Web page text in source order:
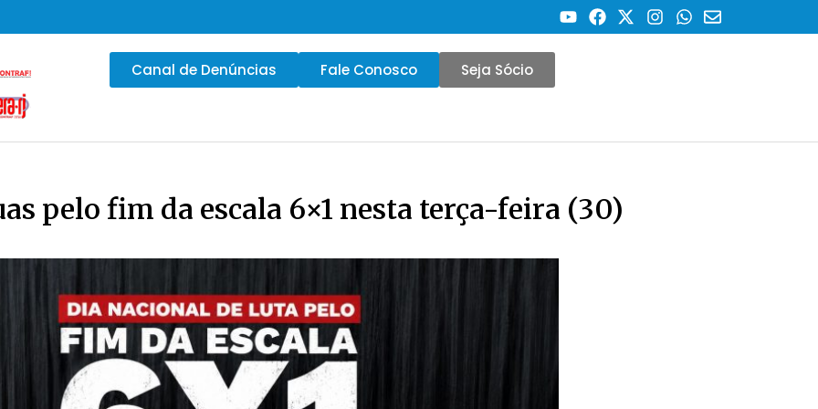
Canal de Denúncias Fale Conosco Seja Sócio
pelo fim da escala 6×1 nesta terça-feira (30)